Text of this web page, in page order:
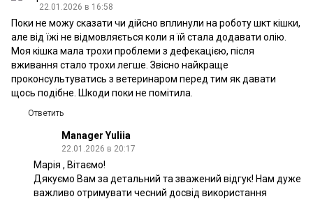
22.01.2026 в 16:58
Поки не можу сказати чи дійсно вплинули на роботу шкт кішки,
але від їжі не відмовляється коли я їй стала додавати олію.
Моя кішка мала трохи проблеми з дефекацією, після
вживання стало трохи легше. Звісно найкраще
проконсультуватись з ветеринаром перед тим як давати
щось подібне. Шкоди поки не помітила.
Ответить
Manager Yuliia
22.01.2026 в 20:17
Марія , Вітаємо!
Дякуємо Вам за детальний та зважений відгук! Нам дуже
важливо отримувати чесний досвід використання